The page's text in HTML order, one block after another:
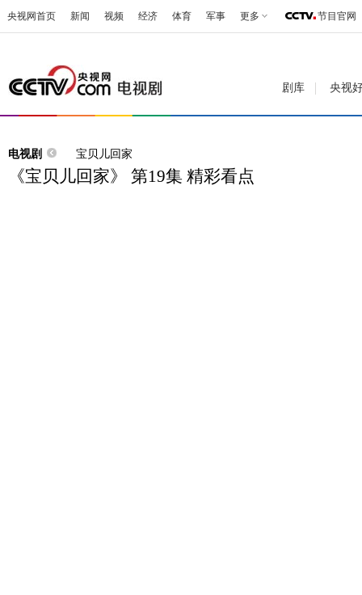
央视网首页 新闻 视频 经济 体育 军事 更多 节目官网
剧库 央视
电视剧 宝贝儿回家
《宝贝儿回家》 第19集 精彩看点